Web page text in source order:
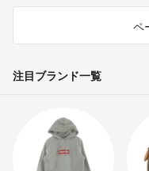
ペ
注目ブランド一覧